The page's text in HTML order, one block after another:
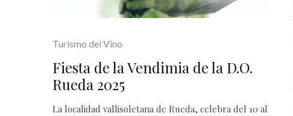
Turismo del Vino
Fiesta de la Vendimia de la D.O.
Rueda 2025
La localidad vallisoletana de Rueda, celebra del 10 al